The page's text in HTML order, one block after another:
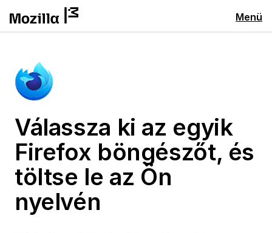
Menü
Válassza ki az egyik
Firefox böngészőt, és
töltse le az Ön
nyelvén